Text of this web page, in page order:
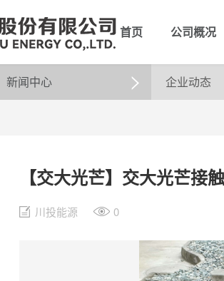
首页 公司概况
企业荣誉
公司邮箱
新闻中心  企业动态
【交大光芒】交大光芒接
川投能源 0